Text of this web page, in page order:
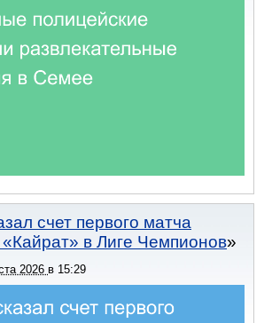
счет первого матча
в Лиге Чемпионов
2026 в 15:29